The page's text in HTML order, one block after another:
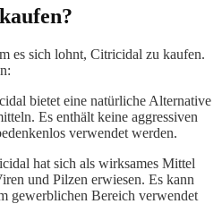
es sich lohnt, Citricidal zu kaufen.
bietet eine natürliche Alternative
Es enthält keine aggressiven
verwendet werden.
hat sich als wirksames Mittel
und Pilzen erwiesen. Es kann
gewerblichen Bereich verwendet